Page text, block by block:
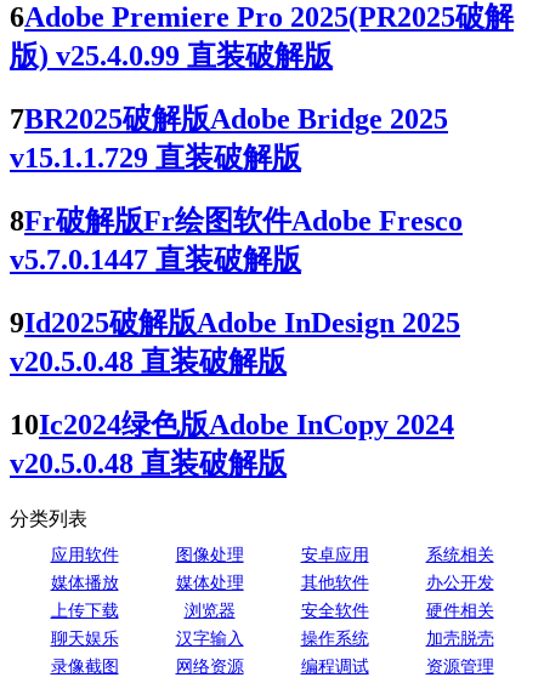
6Adobe Premiere Pro 2025(PR2025破解
版) v25.4.0.99 直装破解版
7BR2025破解版Adobe Bridge 2025
v15.1.1.729 直装破解版
8Fr破解版Fr绘图软件Adobe Fresco
v5.7.0.1447 直装破解版
9Id2025破解版Adobe InDesign 2025
v20.5.0.48 直装破解版
10Ic2024绿色版Adobe InCopy 2024
v20.5.0.48 直装破解版
分类列表
应用软件 图像处理 安卓应用
系统相关
媒体播放
媒体处理 其他软件
办公开发
上传下载
浏览器 安全软件
硬件相关
聊天娱乐
汉字输入 操作系统
加壳脱壳
录像截图
网络资源 编程调试 资源管理